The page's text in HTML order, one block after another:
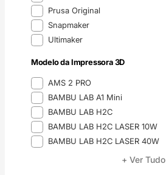
Prusa Original
Snapmaker
Ultimaker
Modelo da Impressora 3D
Modelo da Impressora 3D
AMS 2 PRO
BAMBU LAB A1 Mini
BAMBU LAB H2C
BAMBU LAB H2C LASER 10W
BAMBU LAB H2C LASER 40W
+ Ver Tudo